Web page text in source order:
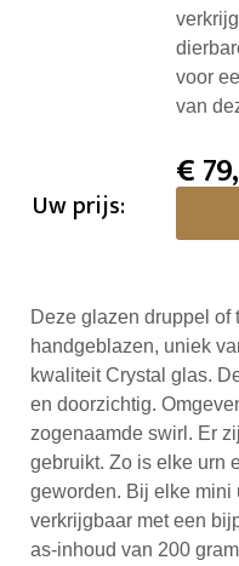
voor
van
Uw prijs:
€
Deze glazen druppel of
handgeblazen, uniek
kwaliteit Crystal glas.
en doorzichtig.
zogenaamde swirl. Er
gebruikt. Zo is elke urn
geworden. Bij elke mini
verkrijgbaar met een
as-inhoud van 200